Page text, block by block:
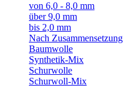
von 6,0 - 8,0 mm
über 9,0 mm
bis 2,0 mm
Nach Zusammensetzung
Baumwolle
Synthetik-Mix
Schurwolle
Schurwoll-Mix